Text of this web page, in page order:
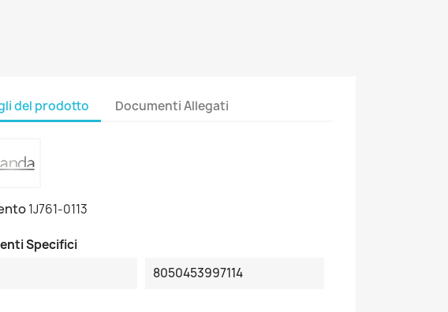
del prodotto Documenti Allegati
1J761-0113
Specifici
8050453997114